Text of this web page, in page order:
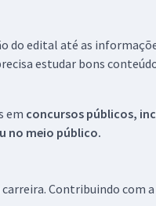
do edital até as
estudar bons
em concursos públicos,
no meio público.
Contribuindo com